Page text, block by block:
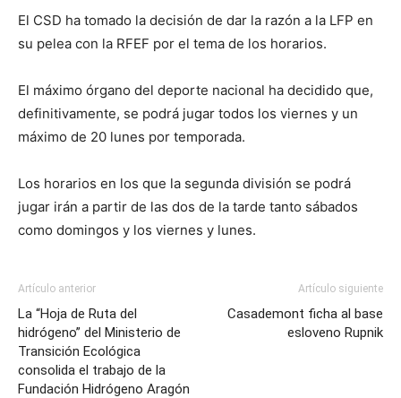
El CSD ha tomado la decisión de dar la razón a la LFP en
su pelea con la RFEF por el tema de los horarios.
El máximo órgano del deporte nacional ha decidido que,
definitivamente, se podrá jugar todos los viernes y un
máximo de 20 lunes por temporada.
Los horarios en los que la segunda división se podrá
jugar irán a partir de las dos de la tarde tanto sábados
como domingos y los viernes y lunes.
Artículo anterior
La “Hoja de Ruta del
hidrógeno” del Ministerio de
Transición Ecológica
consolida el trabajo de la
Fundación Hidrógeno Aragón
Artículo siguiente
Casademont ficha al base
esloveno Rupnik